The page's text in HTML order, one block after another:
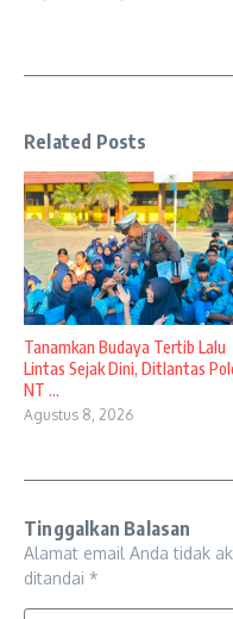
Related Posts
Tanamkan Budaya Tertib Lalu
Lintas Sejak Dini, Ditlantas
NT ...
Agustus 8, 2026
Tinggalkan Balasan
Alamat email Anda tidak
ditandai *